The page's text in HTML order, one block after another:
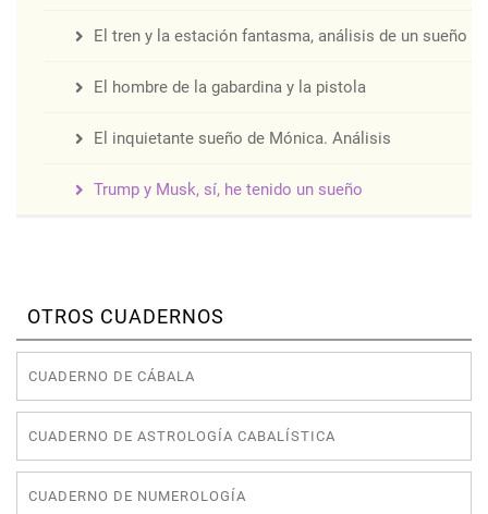
El tren y la estación fantasma, análisis de un sueño
El hombre de la gabardina y la pistola
El inquietante sueño de Mónica. Análisis
Trump y Musk, sí, he tenido un sueño
OTROS CUADERNOS
CUADERNO DE CÁBALA
CUADERNO DE ASTROLOGÍA CABALÍSTICA
CUADERNO DE NUMEROLOGÍA